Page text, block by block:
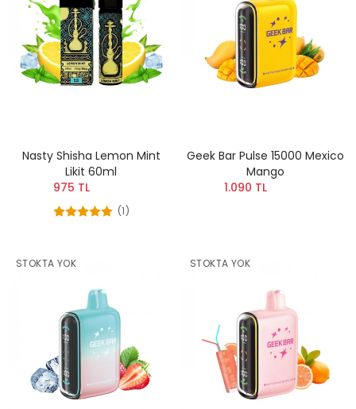
Nasty Shisha Lemon Mint
Likit 60ml
975 TL
(1)
Geek Bar Pulse 15000 Mexico
Mango
1.090 TL
STOKTA YOK STOKTA YOK